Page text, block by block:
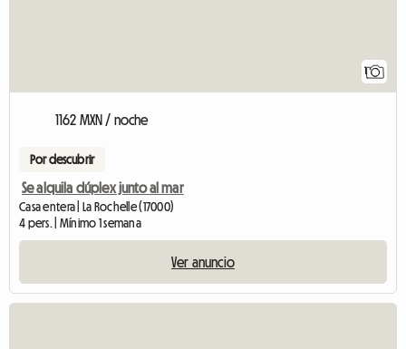
1
1162 MXN / noche
Por descubrir
Se alquila dúplex junto al mar
Casa entera | La Rochelle (17000)
4 pers. | Mínimo 1 semana
Ver anuncio